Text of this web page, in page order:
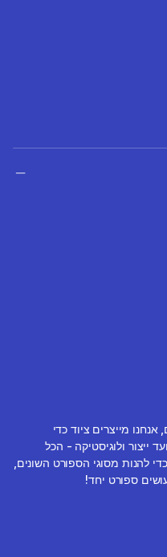
מייצרים ציוד כדי
ייצור ולוגיסטיקה - הכל
להנות מסוגי הספורט השונים,